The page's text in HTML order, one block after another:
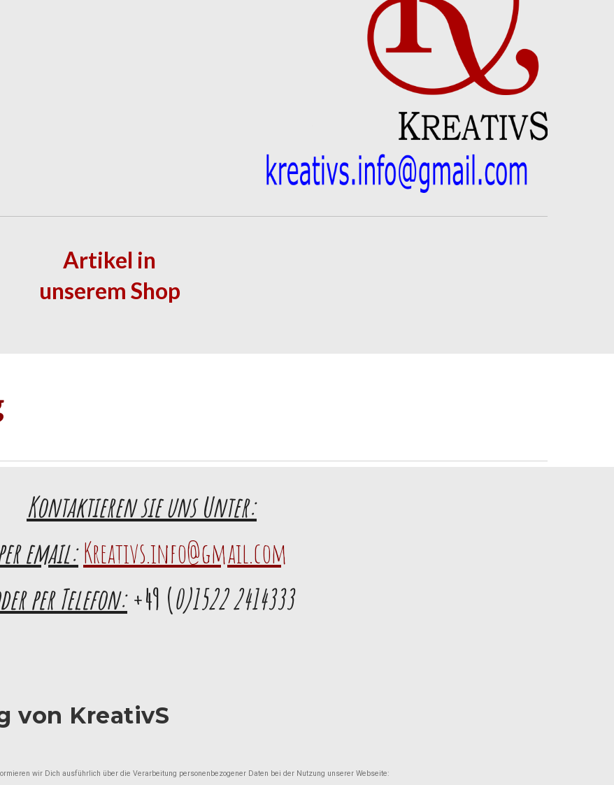
Artikel in
unserem Shop
Kontaktieren sie uns Unter:
email:Kreativs.info@gmail.com
per Telefon:+49 (0)1522 2414333
von KreativS
wir Dich ausführlich über die Verarbeitung personenbezogener Daten bei der Nutzung unserer Webseite: